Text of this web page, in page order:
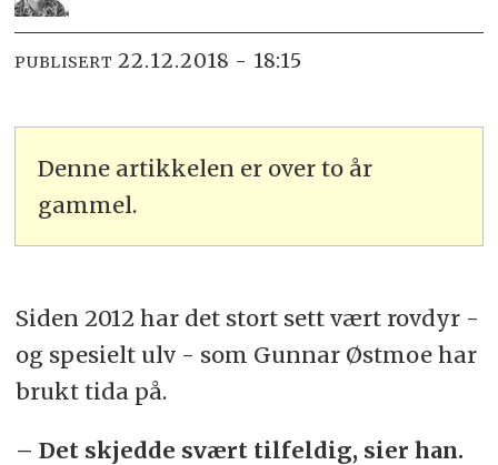
PUBLISERT 22.12.2018 - 18:15
Denne artikkelen er over to år
gammel.
Siden 2012 har det stort sett vært rovdyr -
og spesielt ulv - som Gunnar Østmoe har
brukt tida på.
– Det skjedde svært tilfeldig, sier han.